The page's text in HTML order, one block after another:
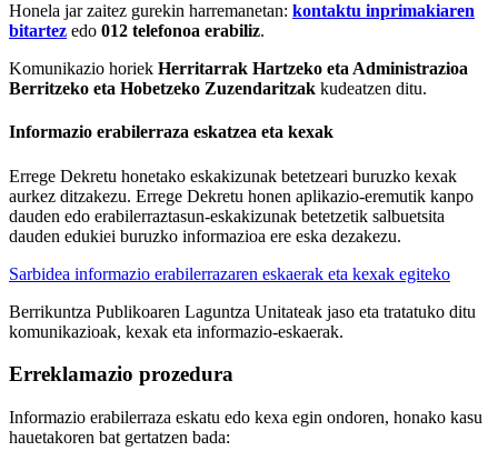
Honela jar zaitez gurekin harremanetan: kontaktu inprimakiaren
bitartez edo 012 telefonoa erabiliz.
Komunikazio horiek Herritarrak Hartzeko eta Administrazioa
Berritzeko eta Hobetzeko Zuzendaritzak kudeatzen ditu.
Informazio erabilerraza eskatzea eta kexak
Errege Dekretu honetako eskakizunak betetzeari buruzko kexak
aurkez ditzakezu. Errege Dekretu honen aplikazio-eremutik kanpo
dauden edo erabilerraztasun-eskakizunak betetzetik salbuetsita
dauden edukiei buruzko informazioa ere eska dezakezu.
Sarbidea informazio erabilerrazaren eskaerak eta kexak egiteko
Berrikuntza Publikoaren Laguntza Unitateak jaso eta tratatuko ditu
komunikazioak, kexak eta informazio-eskaerak.
Erreklamazio prozedura
Informazio erabilerraza eskatu edo kexa egin ondoren, honako kasu
hauetakoren bat gertatzen bada: